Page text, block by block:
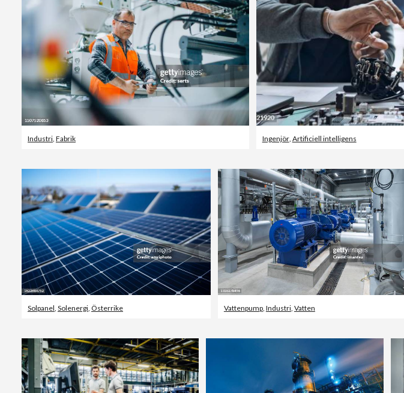
Industri Fabrik Ingenjör, Artificiell intelligens
Solpanel, Solenergi, Österrike Vattenpump, Industri, Vatten